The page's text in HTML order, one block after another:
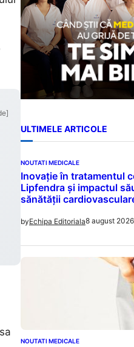
ULTIMELE ARTICOLE
NOUTATI MEDICALE
Inovație în tratamentul
Lipfendra și impactul
sănătății
byEchipa Editoriala8 august 2026
NOUTATI MEDICALE